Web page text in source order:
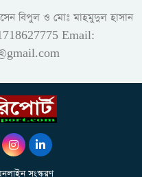
বিপুল ও মোঃ মাহমুদুল হাসান
Email:
সংস্করণ